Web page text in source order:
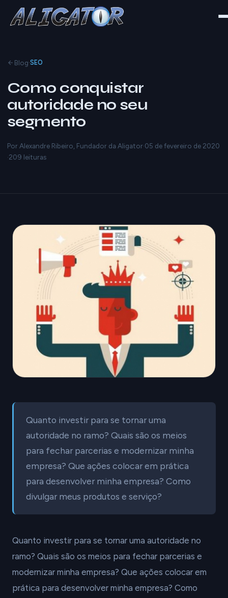
Blog·SEO
Como conquistar
autoridade no seu
segmento
Por Alexandre Ribeiro, Fundador da Aligator·05 de fevereiro de 2020
·209 leituras
Quanto investir para se tornar uma
autoridade no ramo? Quais são os meios
para fechar parcerias e modernizar minha
empresa? Que ações colocar em prática
para desenvolver minha empresa? Como
divulgar meus produtos e serviço?
Quanto investir para se tornar uma autoridade no
ramo? Quais são os meios para fechar parcerias e
modernizar minha empresa? Que ações colocar em
prática para desenvolver minha empresa? Como